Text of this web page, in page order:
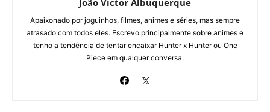
João Victor Albuquerque
Apaixonado por joguinhos, filmes, animes e séries, mas sempre
atrasado com todos eles. Escrevo principalmente sobre animes e
tenho a tendência de tentar encaixar Hunter x Hunter ou One
Piece em qualquer conversa.